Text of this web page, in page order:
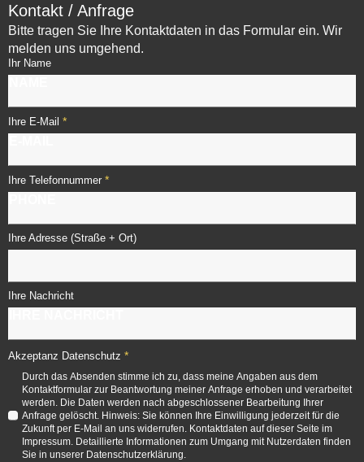
Kontakt / Anfrage
Bitte tragen Sie Ihre Kontaktdaten in das Formular ein. Wir
melden uns umgehend.
Ihr Name
Ihre E-Mail *
Ihre Telefonnummer *
Ihre Adresse (Straße + Ort)
Ihre Nachricht
Akzeptanz Datenschutz *
Durch das Absenden stimme ich zu, dass meine Angaben aus dem
Kontaktformular zur Beantwortung meiner Anfrage erhoben und verarbeitet
werden. Die Daten werden nach abgeschlossener Bearbeitung Ihrer
Anfrage gelöscht. Hinweis: Sie können Ihre Einwilligung jederzeit für die
Zukunft per E-Mail an uns widerrufen. Kontaktdaten auf dieser Seite im
Impressum. Detaillierte Informationen zum Umgang mit Nutzerdaten finden
Sie in unserer Datenschutzerklärung.